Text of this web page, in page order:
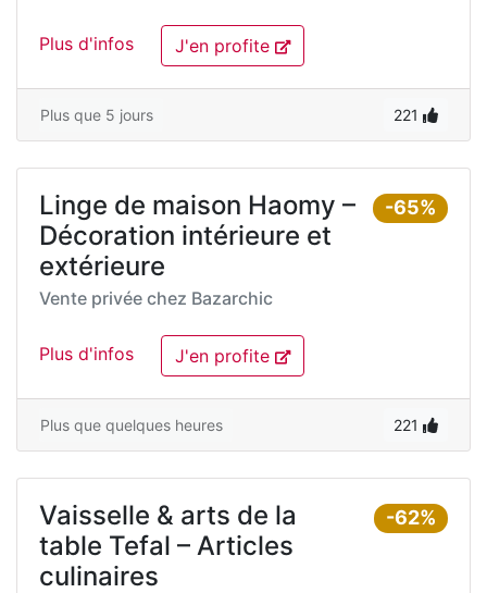
Plus d'infos J'en profite
Plus que 5 jours 221
-65%
Linge de maison Haomy –
Décoration intérieure et
extérieure
Vente privée chez Bazarchic
Plus d'infos J'en profite
Plus que quelques heures 221
-62%
Vaisselle & arts de la
table Tefal – Articles
culinaires